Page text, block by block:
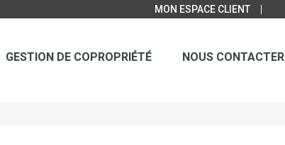
MON ESPACE CLIENT
GESTION DE COPROPRIÉTÉ NOUS CONTACTER